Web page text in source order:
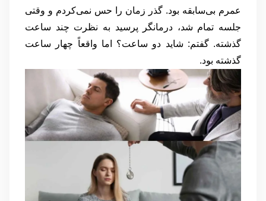
عمرم بی‌سابقه بود. گذر زمان را حس نمی‌کردم و وقتی
جلسه تمام شد، درمانگر پرسید به نظرت چند ساعت
گذشته. گفتم: شاید دو ساعت؟ اما واقعاً چهار ساعت
گذشته بود.